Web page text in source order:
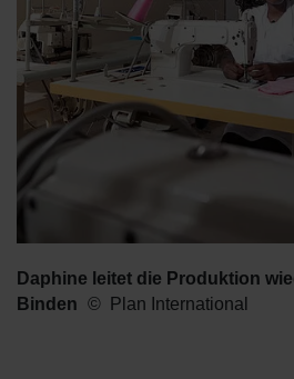
Daphine leitet die Produktion
Binden
Plan International